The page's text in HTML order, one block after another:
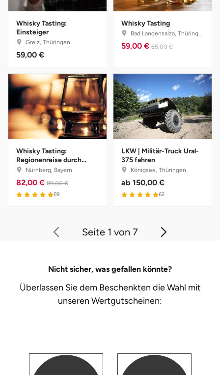
Whisky Tasting:
Einsteiger
Greiz, Thüringen
59,00 €
Whisky Tasting
Bad Langensalza, Thüringen
59,00 € 65,00 €
Whisky Tasting:
Regionenreise durch
Schottland
Nürnberg, Bayern
82,00 € 89,00 €
69
LKW | Militär-Truck Ural-
375 fahren
Königsee, Thüringen
ab 150,00 €
62
Seite 1 von 7
Nicht sicher, was gefallen könnte?
Überlassen Sie dem Beschenkten die Wahl mit
unseren Wertgutscheinen:
Würzburg
Zweibrücken
Zwickau
Öhringen